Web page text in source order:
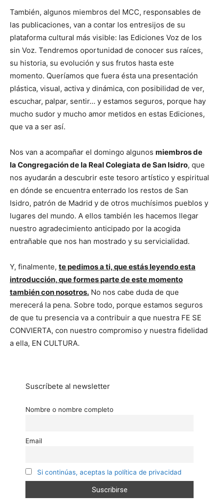
También, algunos miembros del MCC, responsables de
las publicaciones, van a contar los entresijos de su
plataforma cultural más visible: las Ediciones Voz de los
sin Voz. Tendremos oportunidad de conocer sus raíces,
su historia, su evolución y sus frutos hasta este
momento. Queríamos que fuera ésta una presentación
plástica, visual, activa y dinámica, con posibilidad de ver,
escuchar, palpar, sentir… y estamos seguros, porque hay
mucho sudor y mucho amor metidos en estas Ediciones,
que va a ser así.
Nos van a acompañar el domingo algunos miembros de
la Congregación de la Real Colegiata de San Isidro, que
nos ayudarán a descubrir este tesoro artístico y espiritual
en dónde se encuentra enterrado los restos de San
Isidro, patrón de Madrid y de otros muchísimos pueblos y
lugares del mundo. A ellos también les hacemos llegar
nuestro agradecimiento anticipado por la acogida
entrañable que nos han mostrado y su servicialidad.
Y, finalmente, te pedimos a ti, que estás leyendo esta
introducción, que formes parte de este momento
también con nosotros. No nos cabe duda de que
merecerá la pena. Sobre todo, porque estamos seguros
de que tu presencia va a contribuir a que nuestra FE SE
CONVIERTA, con nuestro compromiso y nuestra fidelidad
a ella, EN CULTURA.
Suscríbete al newsletter
Nombre o nombre completo
Email
Si continúas, aceptas la política de privacidad